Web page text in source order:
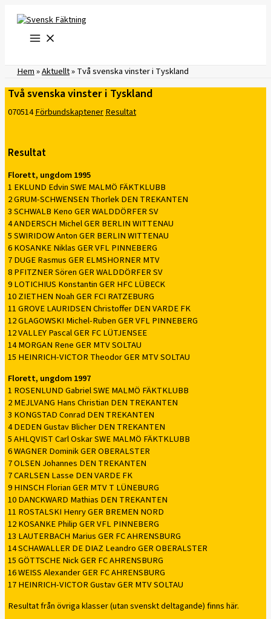
innehåll
Hem»Aktuellt»Två svenska vinster i Tyskland
Två svenska vinster i Tyskland
070514FörbundskaptenerResultat
Resultat
Florett, ungdom 1995
1 EKLUND Edvin SWE MALMÖ FÄKTKLUBB
2 GRUM-SCHWENSEN Thorlek DEN TREKANTEN
3 SCHWALB Keno GER WALDDÖRFER SV
4 ANDERSCH Michel GER BERLIN WITTENAU
5 SWIRIDOW Anton GER BERLIN WITTENAU
6 KOSANKE Niklas GER VFL PINNEBERG
7 DUGE Rasmus GER ELMSHORNER MTV
8 PFITZNER Sören GER WALDDÖRFER SV
9 LOTICHIUS Konstantin GER HFC LÜBECK
10 ZIETHEN Noah GER FCI RATZEBURG
11 GROVE LAURIDSEN Christoffer DEN VARDE FK
12 GLAGOWSKI Michel-Ruben GER VFL PINNEBERG
12 VALLEY Pascal GER FC LÜTJENSEE
14 MORGAN Rene GER MTV SOLTAU
15 HEINRICH-VICTOR Theodor GER MTV SOLTAU
Florett, ungdom 1997
1 ROSENLUND Gabriel SWE MALMÖ FÄKTKLUBB
2 MEJLVANG Hans Christian DEN TREKANTEN
3 KONGSTAD Conrad DEN TREKANTEN
4 DEDEN Gustav Blicher DEN TREKANTEN
5 AHLQVIST Carl Oskar SWE MALMÖ FÄKTKLUBB
6 WAGNER Dominik GER OBERALSTER
7 OLSEN Johannes DEN TREKANTEN
7 CARLSEN Lasse DEN VARDE FK
9 HINSCH Florian GER MTV T LÜNEBURG
10 DANCKWARD Mathias DEN TREKANTEN
11 ROSTALSKI Henry GER BREMEN NORD
12 KOSANKE Philip GER VFL PINNEBERG
13 LAUTERBACH Marius GER FC AHRENSBURG
14 SCHAWALLER DE DIAZ Leandro GER OBERALSTER
15 GÖTTSCHE Nick GER FC AHRENSBURG
16 WEISS Alexander GER FC AHRENSBURG
17 HEINRICH-VICTOR Gustav GER MTV SOLTAU
Resultat från övriga klasser (utan svenskt deltagande) finns här.